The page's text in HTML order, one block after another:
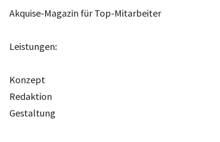
Akquise-Magazin für Top-Mitarbeiter
Leistungen:
Konzept
Redaktion
Gestaltung